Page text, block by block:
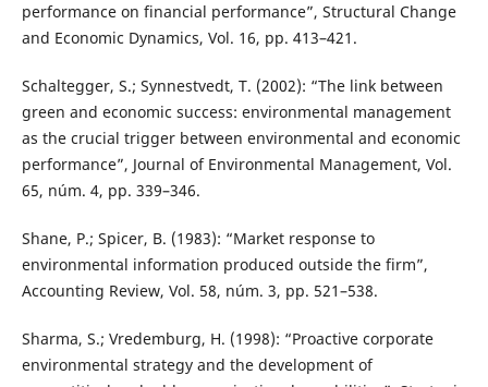
performance on financial performance”, Structural Change
and Economic Dynamics, Vol. 16, pp. 413–421.
Schaltegger, S.; Synnestvedt, T. (2002): “The link between
green and economic success: environmental management
as the crucial trigger between environmental and economic
performance”, Journal of Environmental Management, Vol.
65, núm. 4, pp. 339–346.
Shane, P.; Spicer, B. (1983): “Market response to
environmental information produced outside the firm”,
Accounting Review, Vol. 58, núm. 3, pp. 521–538.
Sharma, S.; Vredemburg, H. (1998): “Proactive corporate
environmental strategy and the development of